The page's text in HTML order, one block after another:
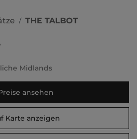
/ THE TALBOT
Midlands
ansehen
Karte anzeigen